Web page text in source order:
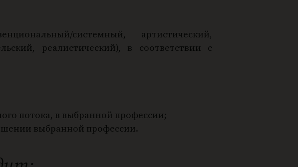
системный, артистический,
реалистический), в соответствии с
потока, в выбранной профессии;
выбранной профессии.